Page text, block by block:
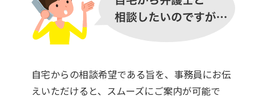
自宅からの相談希望である旨を、事務員にお伝
えいただけると、スムーズにご案内が可能で